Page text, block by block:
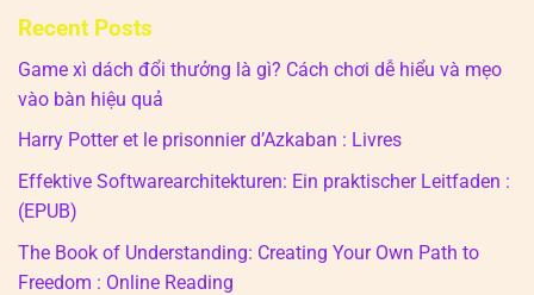
Recent Posts
Game xì dách đổi thưởng là gì? Cách chơi dễ hiểu và mẹo
vào bàn hiệu quả
Harry Potter et le prisonnier d’Azkaban : Livres
Effektive Softwarearchitekturen: Ein praktischer Leitfaden :
(EPUB)
The Book of Understanding: Creating Your Own Path to
Freedom : Online Reading